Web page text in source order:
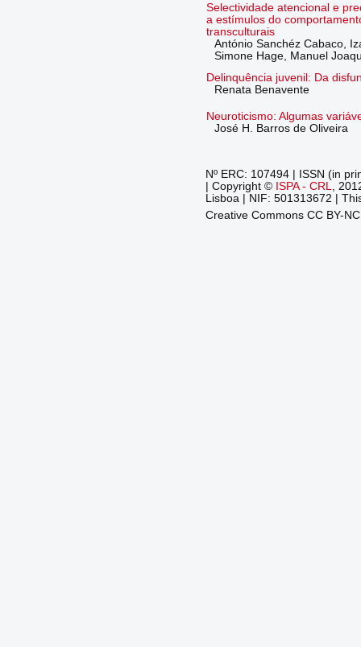
Selectividade atencional e
a estímulos do
transculturais
António Sanchéz Cabaco,
Simone Hage, Manuel
Delinquência juvenil: Da
Renata Benavente
Neuroticismo: Algumas
José H. Barros de Oliveira
Nº ERC: 107494 | ISSN (in
| Copyright © ISPA - CRL
,
Lisboa | NIF: 501313672 |
Creative Commons CC BY-